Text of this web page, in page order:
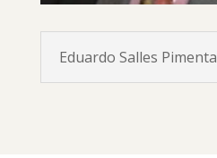
Eduardo Salles Pimenta